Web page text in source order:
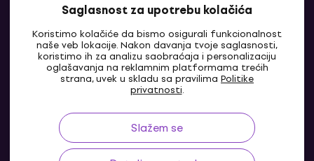
Saglasnost za upotrebu kolačića
Koristimo kolačiće da bismo osigurali funkcionalnost
naše veb lokacije. Nakon davanja tvoje saglasnosti,
koristimo ih za analizu saobraćaja i personalizaciju
oglašavanja na reklamnim platformama trećih
strana, uvek u skladu sa pravilima Politike
privatnosti.
Slažem se
BA